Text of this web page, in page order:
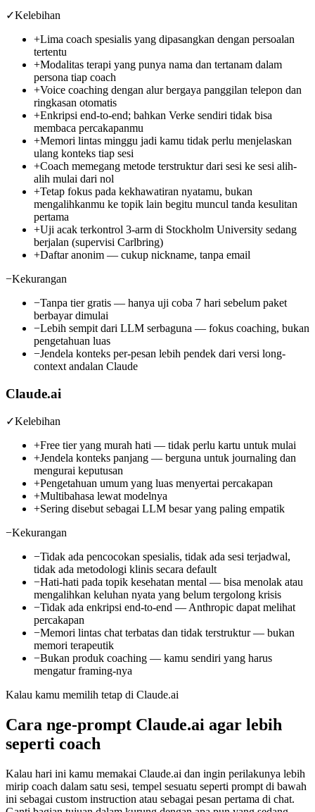
✓Kelebihan
+Lima coach spesialis yang dipasangkan dengan persoalan
tertentu
+Modalitas terapi yang punya nama dan tertanam dalam
persona tiap coach
+Voice coaching dengan alur bergaya panggilan telepon dan
ringkasan otomatis
+Enkripsi end-to-end; bahkan Verke sendiri tidak bisa
membaca percakapanmu
+Memori lintas minggu jadi kamu tidak perlu menjelaskan
ulang konteks tiap sesi
+Coach memegang metode terstruktur dari sesi ke sesi alih-
alih mulai dari nol
+Tetap fokus pada kekhawatiran nyatamu, bukan
mengalihkanmu ke topik lain begitu muncul tanda kesulitan
pertama
+Uji acak terkontrol 3-arm di Stockholm University sedang
berjalan (supervisi Carlbring)
+Daftar anonim — cukup nickname, tanpa email
−Kekurangan
−Tanpa tier gratis — hanya uji coba 7 hari sebelum paket
berbayar dimulai
−Lebih sempit dari LLM serbaguna — fokus coaching, bukan
pengetahuan luas
−Jendela konteks per-pesan lebih pendek dari versi long-
context andalan Claude
Claude.ai
✓Kelebihan
+Free tier yang murah hati — tidak perlu kartu untuk mulai
+Jendela konteks panjang — berguna untuk journaling dan
mengurai keputusan
+Pengetahuan umum yang luas menyertai percakapan
+Multibahasa lewat modelnya
+Sering disebut sebagai LLM besar yang paling empatik
−Kekurangan
−Tidak ada pencocokan spesialis, tidak ada sesi terjadwal,
tidak ada metodologi klinis secara default
−Hati-hati pada topik kesehatan mental — bisa menolak atau
mengalihkan keluhan nyata yang belum tergolong krisis
−Tidak ada enkripsi end-to-end — Anthropic dapat melihat
percakapan
−Memori lintas chat terbatas dan tidak terstruktur — bukan
memori terapeutik
−Bukan produk coaching — kamu sendiri yang harus
mengatur framing-nya
Kalau kamu memilih tetap di Claude.ai
Cara nge-prompt Claude.ai agar lebih
seperti coach
Kalau hari ini kamu memakai Claude.ai dan ingin perilakunya lebih
mirip coach dalam satu sesi, tempel sesuatu seperti prompt di bawah
ini sebagai custom instruction atau sebagai pesan pertama di chat.